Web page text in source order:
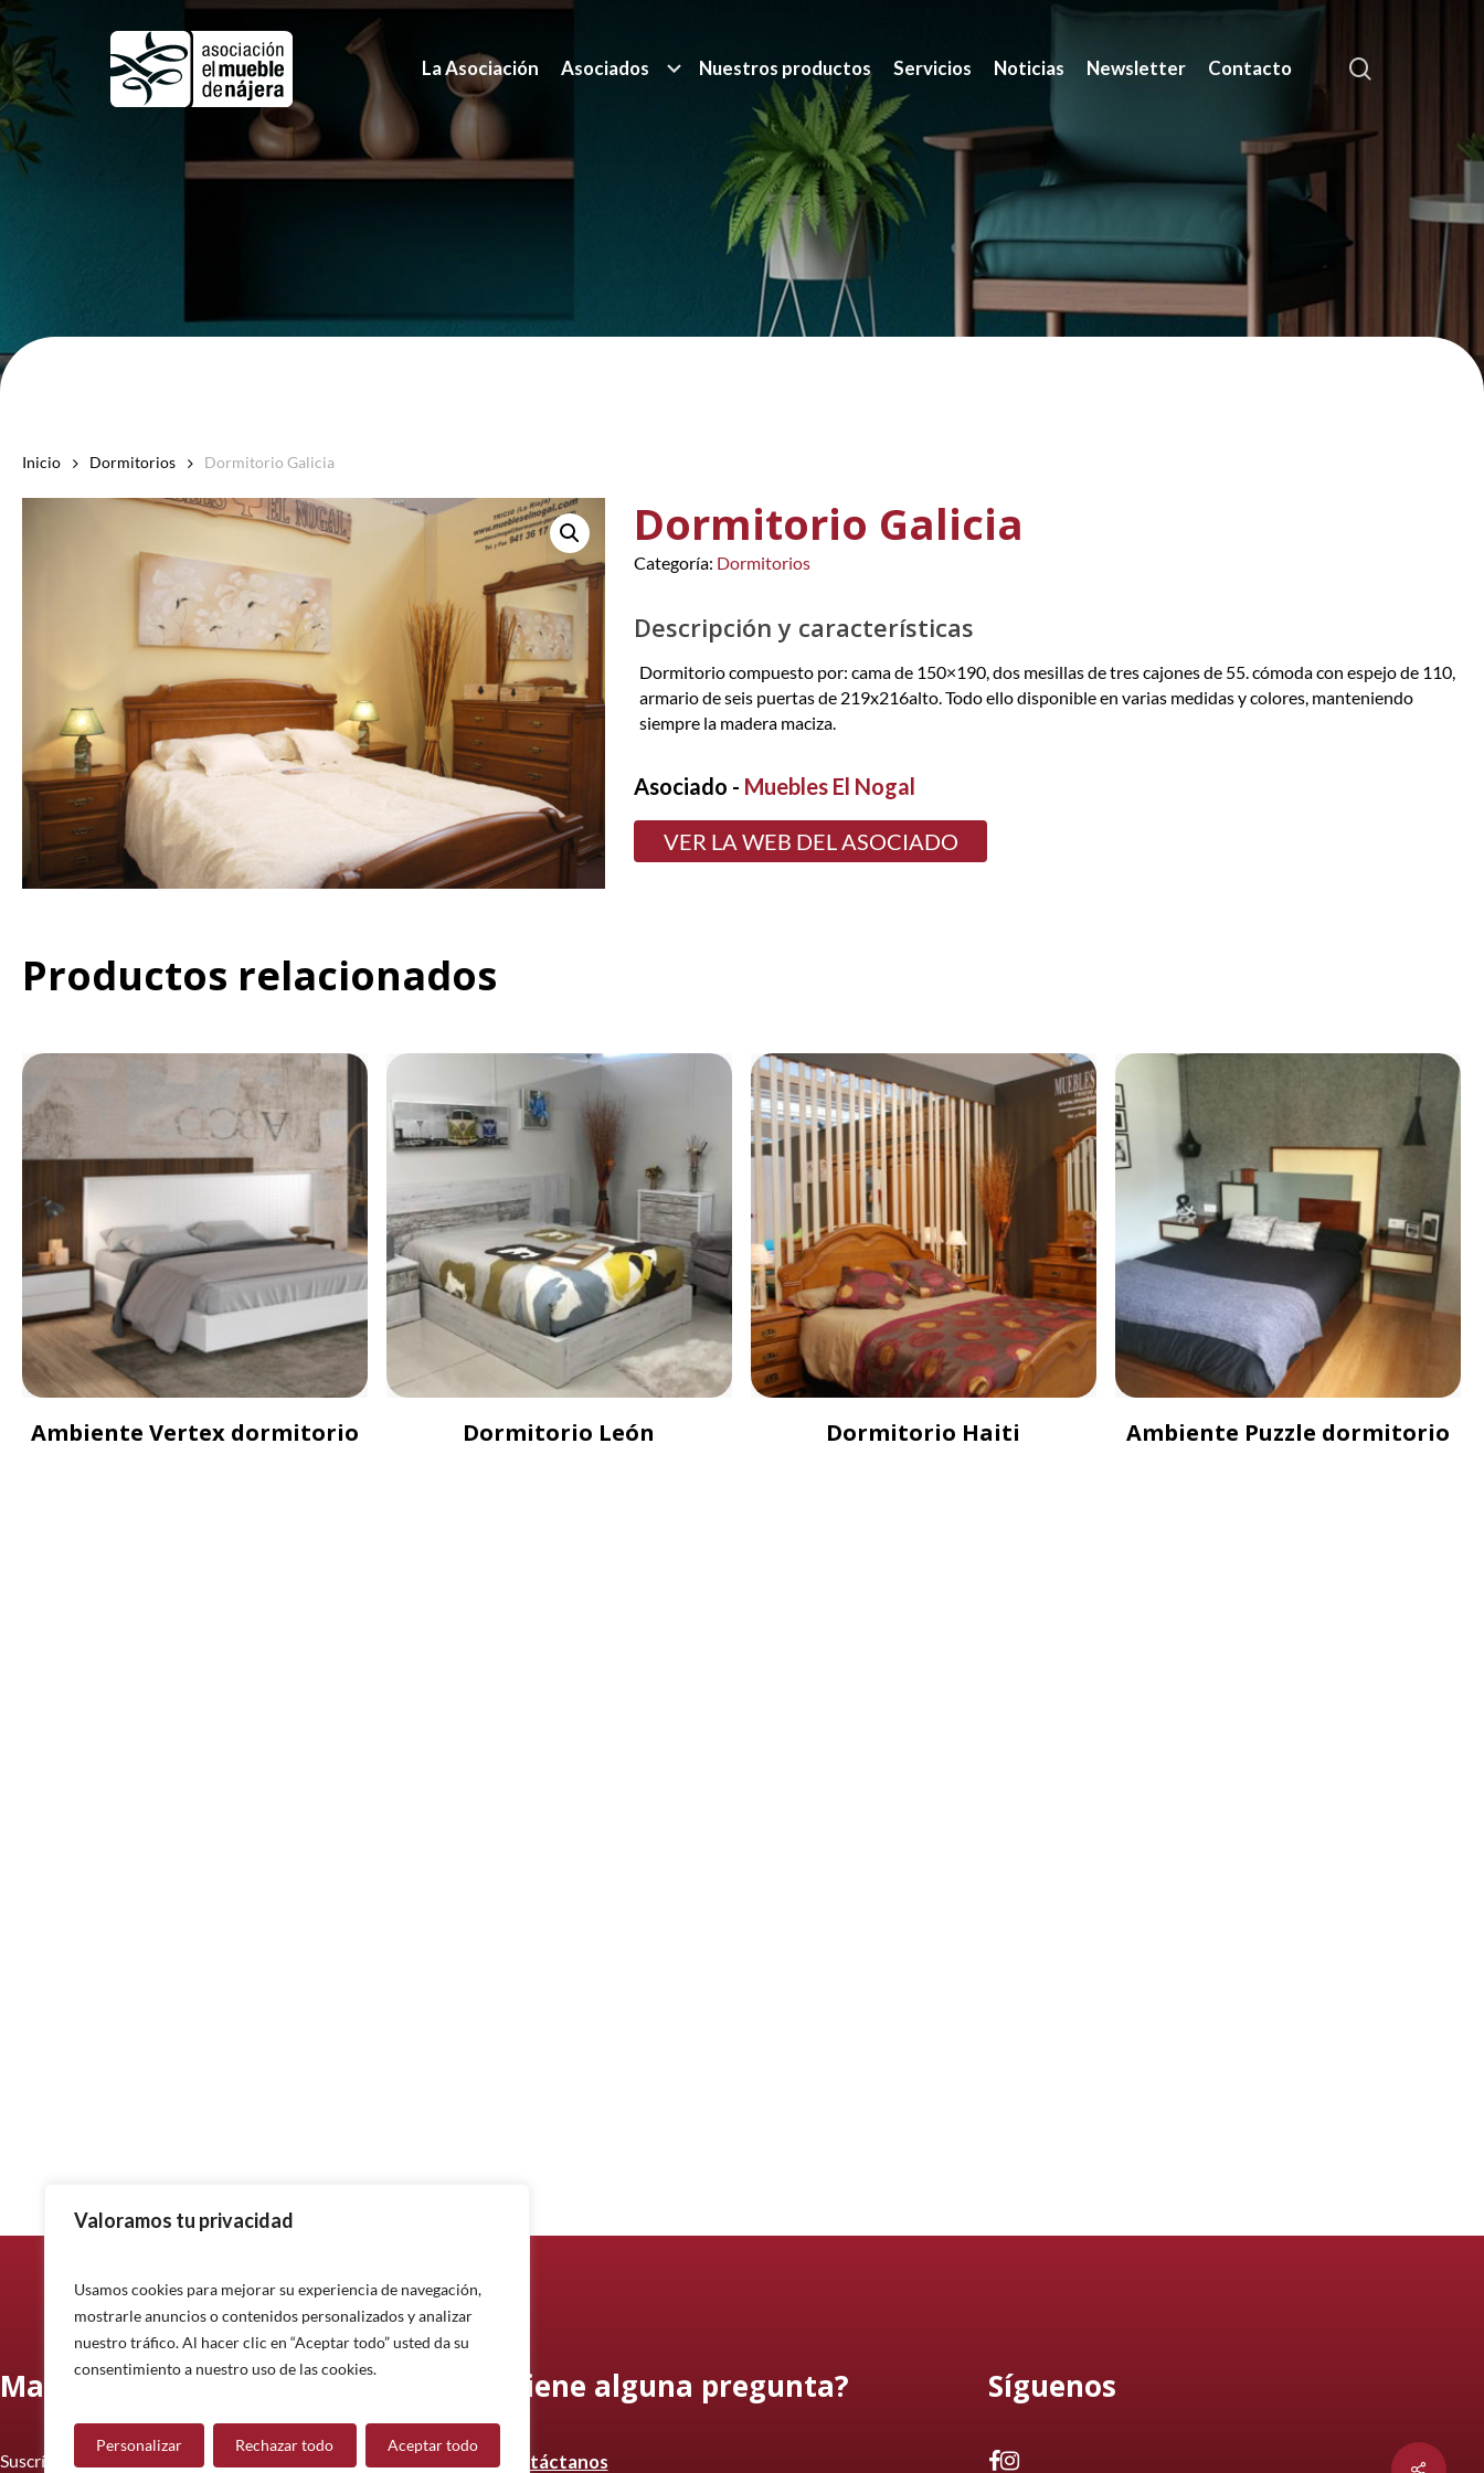
Valoramos tu privacidad
Usamos cookies para mejorar su experiencia de navegación,
mostrarle anuncios o contenidos personalizados y analizar
nuestro tráfico. Al hacer clic en “Aceptar todo” usted da su
consentimiento a nuestro uso de las cookies.
Personalizar Rechazar todo Aceptar todo
Skip
to
main
content
Hit enter to search or ESC to close
La Asociación Asociados Nuestros productos Servicios Noticias Newsletter Contacto
Inicio Dormitorios Dormitorio Galicia
Dormitorio Galicia
Categoría: Dormitorios
Descripción y características
Dormitorio compuesto por: cama de 150×190, dos mesillas de tres cajones de 55. cómoda con espejo de 110,
armario de seis puertas de 219x216alto. Todo ello disponible en varias medidas y colores, manteniendo
siempre la madera maciza.
Asociado - Muebles El Nogal
VER LA WEB DEL ASOCIADO
Productos relacionados
Ambiente Vertex dormitorio Dormitorio León Dormitorio Haiti Ambiente Puzzle dormitorio
Manténgase informado
Suscríbase a nuestro boletín informativo y manténgase
¿Tiene alguna pregunta?
Contáctanos
Síguenos